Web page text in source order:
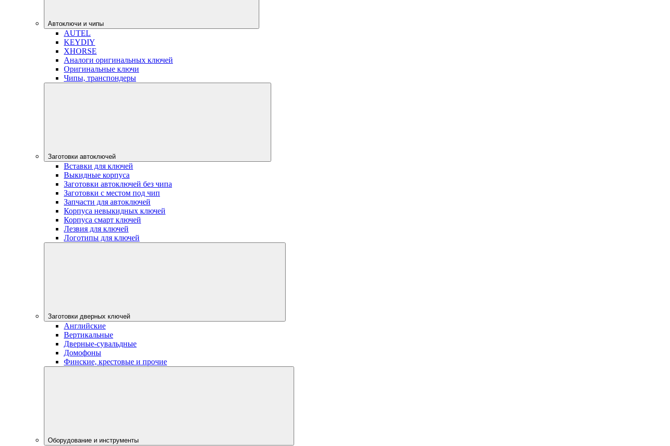
Автоключи и чипы
AUTEL
KEYDIY
XHORSE
Аналоги оригинальных ключей
Оригинальные ключи
Чипы, транспондеры
Заготовки автоключей
Вставки для ключей
Выкидные корпуса
Заготовки автоключей без чипа
Заготовки с местом под чип
Запчасти для автоключей
Корпуса невыкидных ключей
Корпуса смарт ключей
Лезвия для ключей
Логотипы для ключей
Заготовки дверных ключей
Английские
Вертикальные
Дверные-сувальдные
Домофоны
Финские, крестовые и прочие
Оборудование и инструменты